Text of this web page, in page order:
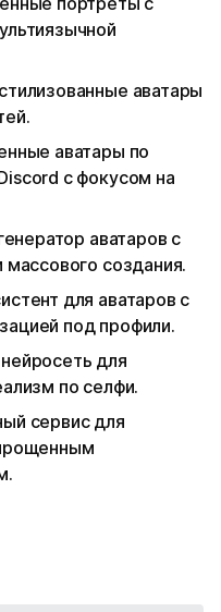
аватары
аватары по
с фокусом на
аватаров с
массового создания.
для аватаров с
под профили.
для
по селфи.
сервис для